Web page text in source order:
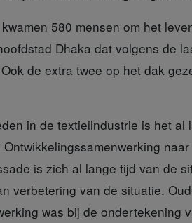
580 mensen om het
Dhaka dat volgens de
de extra twee op het dak
in de textielindustrie is het al
is zich al lange tijd van de
verbetering van de situatie.
was bij de ondertekening